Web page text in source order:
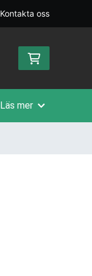
Kontakta oss
Läs mer